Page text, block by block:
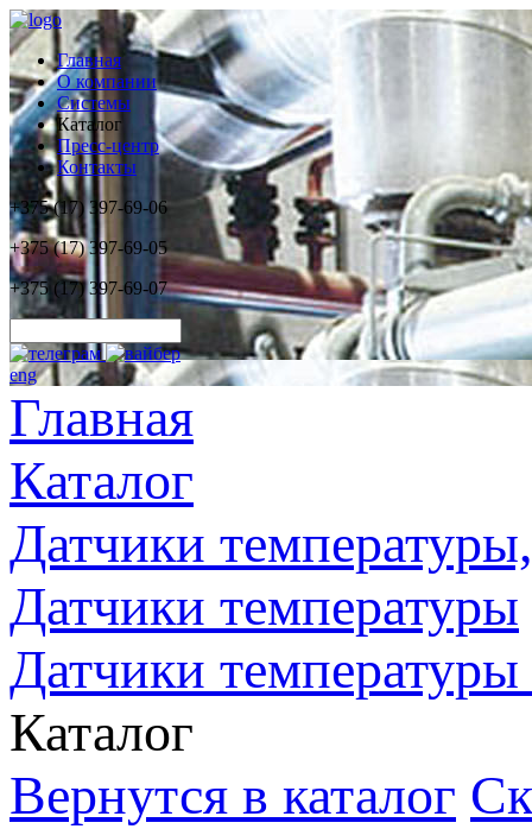
Главная
О компании
Системы
Каталог
Пресс-центр
Контакты
+375 (17) 397-69-06
+375 (17) 397-69-05
+375 (17) 397-69-07
eng
Главная
Каталог
Датчики
Датчики температуры
Датчики
Каталог
Вернутся в каталог